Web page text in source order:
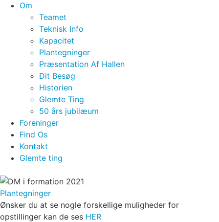
Om
Teamet
Teknisk Info
Kapacitet
Plantegninger
Præsentation Af Hallen
Dit Besøg
Historien
Glemte Ting
50 års jubilæum
Foreninger
Find Os
Kontakt
Glemte ting
Plantegninger​
Ønsker du at se nogle forskellige muligheder for
opstillinger kan de ses HER